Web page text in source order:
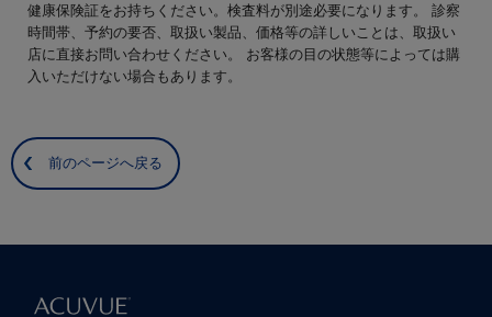
健康保険証をお持ちください。検査料が別途必要になります。 診察
時間帯、予約の要否、取扱い製品、価格等の詳しいことは、取扱い
店に直接お問い合わせください。 お客様の目の状態等によっては購
入いただけない場合もあります。
前のページへ戻る